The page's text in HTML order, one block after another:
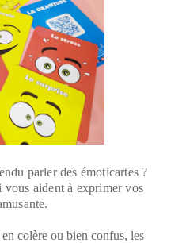
parler des émoticartes ?
aident à exprimer vos
colère ou bien confus, les